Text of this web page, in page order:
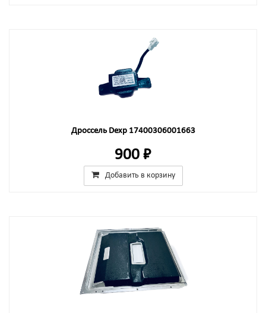
Дроссель Dexp 17400306001663
900 ₽
Добавить в корзину